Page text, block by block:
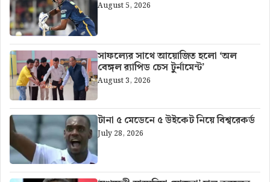
August 5, 2026
সাফল্যের সাথে আয়োজিত হলো ‘অল
বেঙ্গল র‍্যাপিড চেস টুর্নামেন্ট’
August 3, 2026
টানা ৫ মেডেনে ৫ উইকেট নিয়ে বিশ্বরেকর্ড
July 28, 2026